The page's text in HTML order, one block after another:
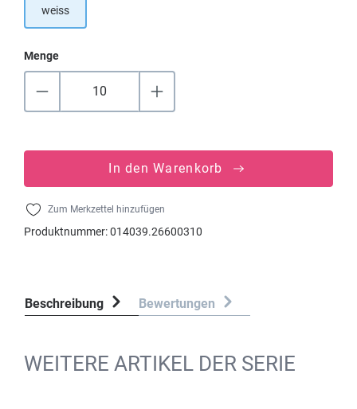
weiss
Menge
In den Warenkorb
Zum Merkzettel hinzufügen
Produktnummer:014039.26600310
Beschreibung Bewertungen
WEITERE ARTIKEL DER SERIE